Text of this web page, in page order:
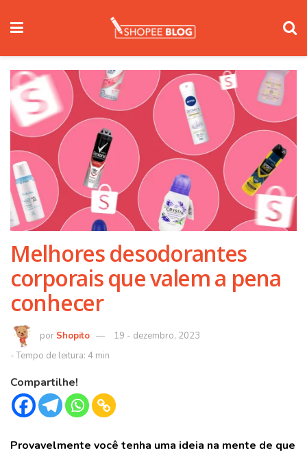
Melhores desodorantes
corporais que valem a pena
conhecer
Shopito 19 - dezembro, 2023
Compartilhe!
Provavelmente você tenha uma ideia na mente de que